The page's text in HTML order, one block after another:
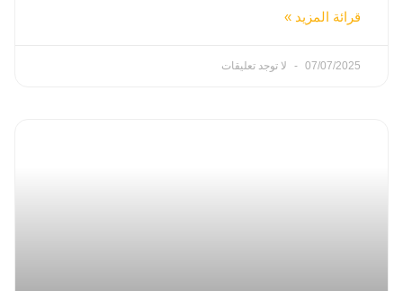
قرائة المزيد »
07/07/2025 لا توجد تعليقات